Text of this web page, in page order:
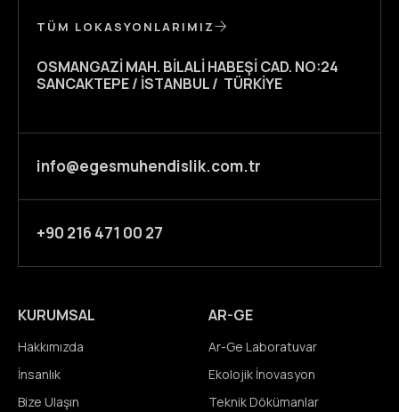
TÜM LOKASYONLARIMIZ
OSMANGAZI MAH. BILALI HABEŞI CAD. NO:24
SANCAKTEPE / İSTANBUL / TÜRKIYE
info@egesmuhendislik.com.tr
+90 216 471 00 27
KURUMSAL
Hakkımızda
İnsanlık
Bize Ulaşın
AR-GE
Ar-Ge Laboratuvar
Ekolojik İnovasyon
Teknik Dökümanlar